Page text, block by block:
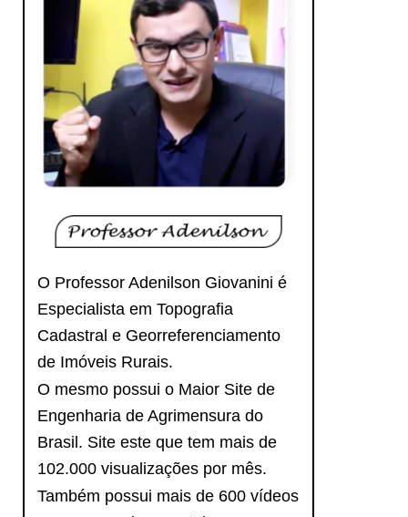
O Professor Adenilson Giovanini é
Especialista em Topografia
Cadastral e Georreferenciamento
de Imóveis Rurais.
O mesmo possui o Maior Site de
Engenharia de Agrimensura do
Brasil. Site este que tem mais de
102.000 visualizações por mês.
Também possui mais de 600 vídeos